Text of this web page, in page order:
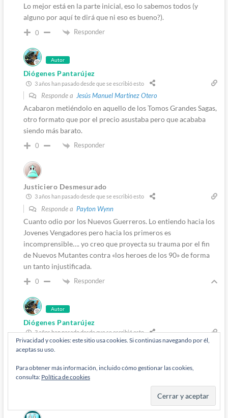
Lo mejor está en la parte inicial, eso lo sabemos todos (y
alguno por aquí te dirá que ni eso es bueno?).
0 Responder
Autor
Diógenes Pantarújez
3 años han pasado desde que se escribió esto
Responde a Jesús Manuel Martínez Otero
Acabaron metiéndolo en aquello de los Tomos Grandes Sagas,
otro formato que por el precio asustaba pero que acababa
siendo más barato.
0 Responder
Justiciero Desmesurado
3 años han pasado desde que se escribió esto
Responde a Payton Wynn
Cuanto odio por los Nuevos Guerreros. Lo entiendo hacia los
Jovenes Vengadores pero hacia los primeros es
incomprensible…. yo creo que proyecta su trauma por el fin
de Nuevos Mutantes contra «los heroes de los 90» de forma
un tanto injustificada.
0 Responder
Autor
Diógenes Pantarújez
3 años han pasado desde que se escribió esto
Responde aJusticiero Desmesurado
a malo. Que sí, que para algunos fue «refugio», pero no era
gran cosa.
Privacidad y cookies: este sitio usa cookies. Si continúas navegando por él,
aceptas su uso.
Para obtener más información, incluido cómo gestionar las cookies,
consulta: Política de cookies